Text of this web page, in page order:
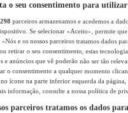
o seu consentimento para utilizar
298 parceiros armazenamos e acedemos a
Se selecionar «Aceito», permite
«Nós e os nossos parceiros tratamos dados
retirar o seu consentimento, estas
e anúncios que vê poderão não ser tão
o consentimento a qualquer momento
ícone na parte inferior esquerda da página,
informação, consulte a nossa política de
parceiros tratamos os dados